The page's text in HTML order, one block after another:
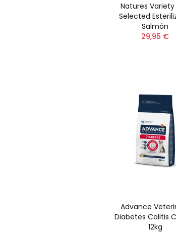
Natures
Selected
Salmón
29,95 €
Advance
Diabetes Colitis
12kg